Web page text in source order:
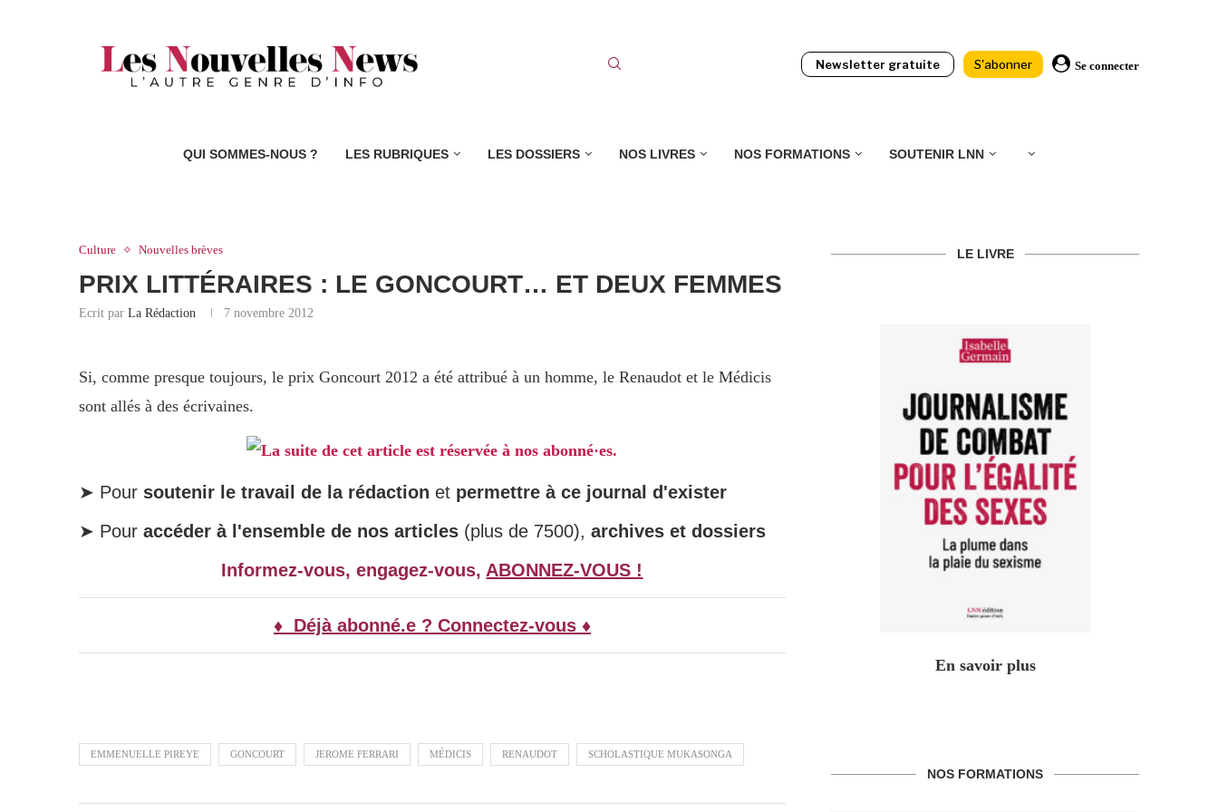
Newsletter gratuite S'abonner Se connecter
QUI SOMMES-NOUS ? LES RUBRIQUES LES DOSSIERS NOS LIVRES NOS FORMATIONS SOUTENIR LNN
Culture Nouvelles brèves
PRIX LITTÉRAIRES : LE GONCOURT… ET DEUX FEMMES
Ecrit par La Rédaction 7 novembre 2012
Si, comme presque toujours, le prix Goncourt 2012 a été attribué à un homme, le Renaudot et le Médicis
sont allés à des écrivaines.
La suite de cet article est réservée à nos abonné·es.
➤ Pour soutenir le travail de la rédaction et permettre à ce journal d'exister
➤ Pour accéder à l'ensemble de nos articles (plus de 7500), archives et dossiers
Informez-vous, engagez-vous, ABONNEZ-VOUS !
♦ Déjà abonné.e ? Connectez-vous ♦
EMMENUELLE PIREYE GONCOURT JEROME FERRARI MÉDICIS RENAUDOT SCHOLASTIQUE MUKASONGA
LE LIVRE
En savoir plus
NOS FORMATIONS